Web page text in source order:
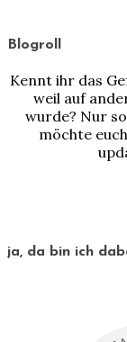
Blogroll
Kennt ihr das
weil auf
wurde? Nur
möchte
ja, da bin ich